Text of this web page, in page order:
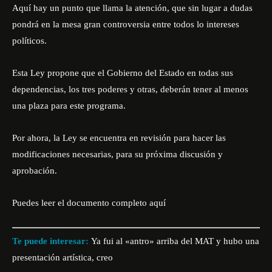
Aquí hay un punto que llama la atención, que sin lugar a dudas
pondrá en la mesa gran controversia entre todos lo intereses
políticos.
Esta Ley propone que el Gobierno del Estado en todas sus
dependencias, los tres poderes y otras, deberán tener al menos
una plaza para este programa.
Por ahora, la Ley se encuentra en revisión para hacer las
modificaciones necesarias, para su próxima discusión y
aprobación.
Puedes leer el documento completo aquí
Te puede interesar: Ya fui al «antro» arriba del MAT y hubo una
presentación artística, creo